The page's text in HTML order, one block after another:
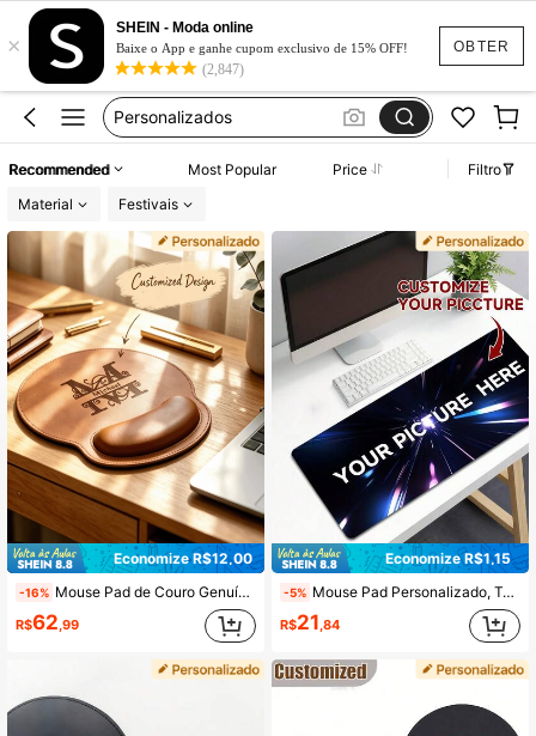
OBTER
×
SHEIN - Moda online
Baixe o App e ganhe cupom exclusivo de 15% OFF!
(2,847)
Mouse Pad
Mousepad
Personalizados
Mouse Pad
Recommended Most Popular Price
Filtro
Material
Festivais
Economize R$12,00
-16% Mouse Pad de Couro Genuíno Personalizado com Apoio de Pulso, Acessório de Mesa de Escritório Personalizado como Presente para Pai, Chefe, Professor ou Colega, Mouse Pad Ergonômico Adequado para Casa e Escritório
R$62,99
Economize R$1,15
-5% Mouse Pad Personalizado, Tapete de Mesa de Borracha Extra Grande com Função Antiderrapante, Adequado para Escritório, Jogos ou Uso Doméstico de Computador, Presente Perfeito para Natal e Halloween
R$21,84